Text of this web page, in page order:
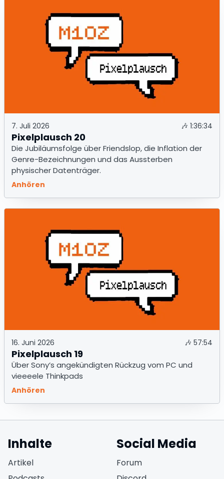
7. Juli 2026 🎶 1:36:34
Pixelplausch 20
Die Jubiläumsfolge über Friendslop, die Inflation der
Genre-Bezeichnungen und das Aussterben
physischer Datenträger.
Anhören
16. Juni 2026 🎶 57:54
Pixelplausch 19
Über Sony’s angekündigten Rückzug vom PC und
vieeeele Thinkpads
Anhören
Inhalte
Artikel
Social Media
Forum(öffnet in neuem